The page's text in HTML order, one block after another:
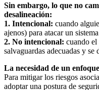
Sin embargo, lo que no
desalineación:
1. Intencional: cuando
ajenos) para atacar un
2. No intencional: cuando el
salvaguardas adecuadas y
La necesidad de un
Para mitigar los riesgos
adoptar una postura de